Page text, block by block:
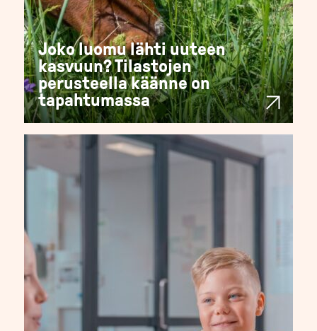
Joko luomu lähti uuteen
kasvuun? Tilastojen
perusteella käänne on
tapahtumassa